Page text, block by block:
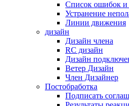
Список ошибок и
Устранение
Линии движения
дизайн
Дизайн члена
RC дизайн
Дизайн
Ветер Дизайн
Член Дизайнер
Постобработка
Подписать